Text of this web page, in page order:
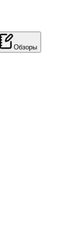
Обзоры